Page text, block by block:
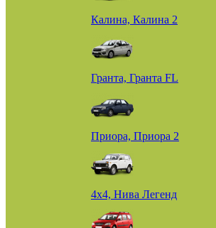
Калина, Калина 2
Гранта, Гранта FL
Приора, Приора 2
4х4, Нива Легенд